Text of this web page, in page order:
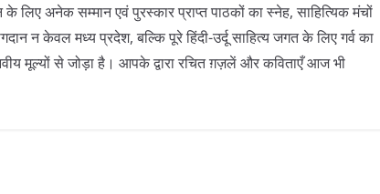
लिए अनेक सम्मान एवं पुरस्कार प्राप्त पाठकों का स्नेह, साहित्यिक मंचों
न केवल मध्य प्रदेश, बल्कि पूरे हिंदी-उर्दू साहित्य जगत के लिए गर्व का
मूल्यों से जोड़ा है। आपके द्वारा रचित ग़ज़लें और कविताएँ आज भी